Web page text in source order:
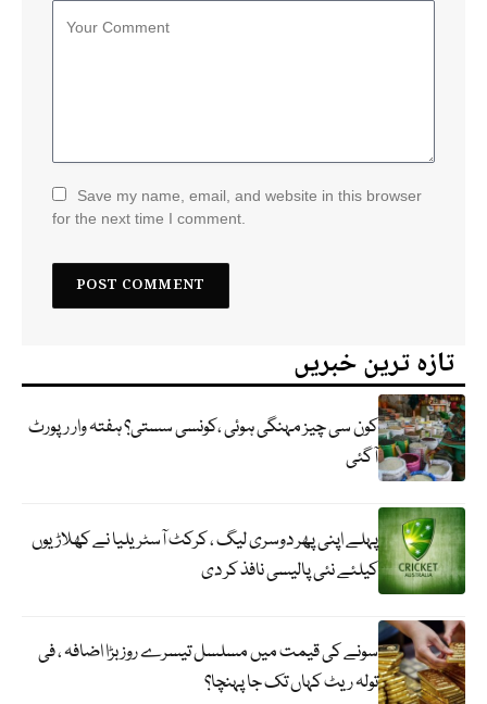
Save my name, email, and website in this browser
for the next time I comment.
تازہ ترین خبریں
کون سی چیز مہنگی ہوئی ،کونسی سستی؟ ہفتہ وار رپورٹ
آگئی
پہلے اپنی پھر دوسری لیگ ، کرکٹ آسٹریلیا نے کھلاڑیوں
کیلئے نئی پالیسی نافذ کر دی
سونے کی قیمت میں مسلسل تیسرے روز بڑا اضافہ ، فی
تولہ ریٹ کہاں تک جا پہنچا؟